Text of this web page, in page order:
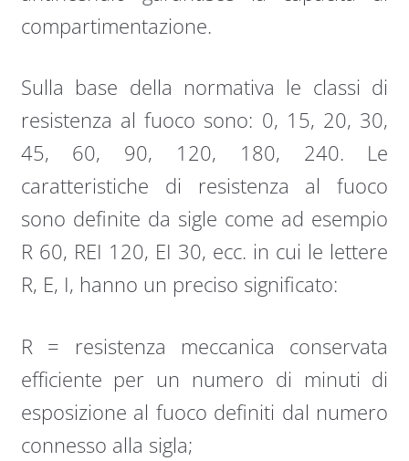
compartimentazione.
Sulla base della normativa le classi di
resistenza al fuoco sono: 0, 15, 20, 30,
45, 60, 90, 120, 180, 240. Le
caratteristiche di resistenza al fuoco
sono definite da sigle come ad esempio
R 60, REI 120, EI 30, ecc. in cui le lettere
R, E, I, hanno un preciso significato:
R = resistenza meccanica conservata
efficiente per un numero di minuti di
esposizione al fuoco definiti dal numero
connesso alla sigla;